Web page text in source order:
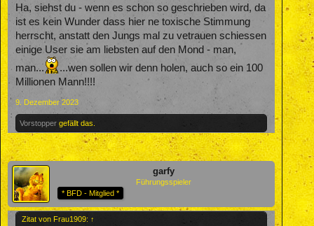
Ha, siehst du - wenn es schon so geschrieben wird, da
ist es kein Wunder dass hier ne toxische Stimmung
herrscht, anstatt den Jungs mal zu vetrauen schiessen
einige User sie am liebsten auf den Mond - man,
man...
...wen sollen wir denn holen, auch so ein 100
Millionen Mann!!!!
9. Dezember 2023
Vorstopper gefällt das.
garfy
Führungsspieler
* BFD - Mitglied *
Zitat von Frau1909: ↑